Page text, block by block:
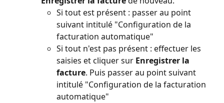
Si tout est présent : passer au point
suivant intitulé "Configuration de la
facturation automatique"
Si tout n'est pas présent : effectuer les
saisies et cliquer sur Enregistrer la
facture. Puis passer au point suivant
intitulé "Configuration de la facturation
automatique"